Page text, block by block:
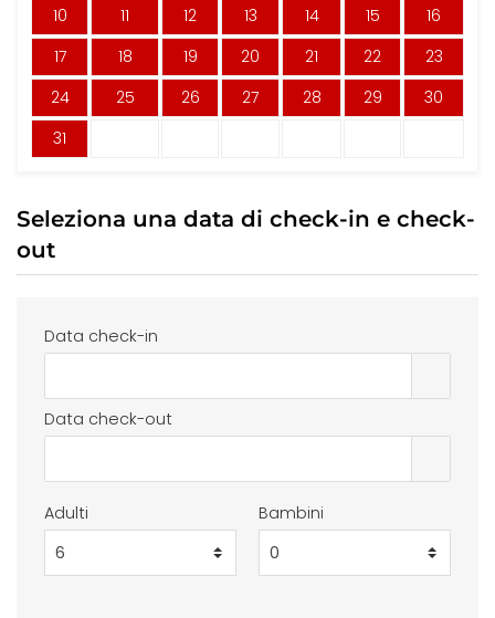
10
11 12 13 14 15
16
17
18 19 20 21 22
23
24
25 26 27 28 29
30
31
Seleziona una data di check-in e check-
out
Data check-in
Data check-out
Adulti Bambini